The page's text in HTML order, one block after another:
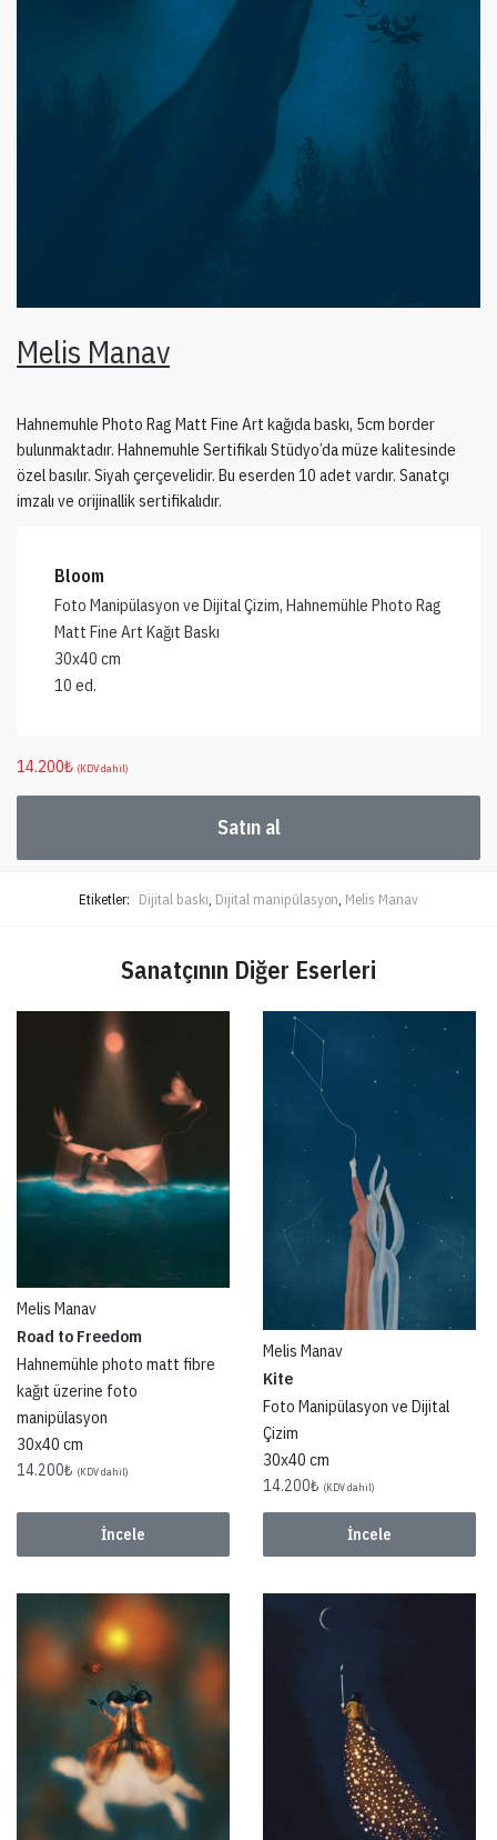
Melis Manav
Hahnemuhle Photo Rag Matt Fine Art kağıda baskı, 5cm border
bulunmaktadır. Hahnemuhle Sertifikalı Stüdyo’da müze kalitesinde
özel basılır. Siyah çerçevelidir. Bu eserden 10 adet vardır. Sanatçı
imzalı ve orijinallik sertifikalıdır.
Bloom
Foto Manipülasyon ve Dijital Çizim, Hahnemühle Photo Rag
Matt Fine Art Kağıt Baskı
30x40 cm
10 ed.
14.200₺ (KDV dahil)
Satın al
Etiketler: Dijital baskı, Dijital manipülasyon, Melis Manav
Sanatçının Diğer Eserleri
Melis Manav
Road to Freedom
Hahnemühle photo matt fibre
kağıt üzerine foto
manipülasyon
30x40 cm
14.200₺ (KDV dahil)
İncele
Melis Manav
Kite
Foto Manipülasyon ve Dijital
Çizim
30x40 cm
14.200₺ (KDV dahil)
İncele